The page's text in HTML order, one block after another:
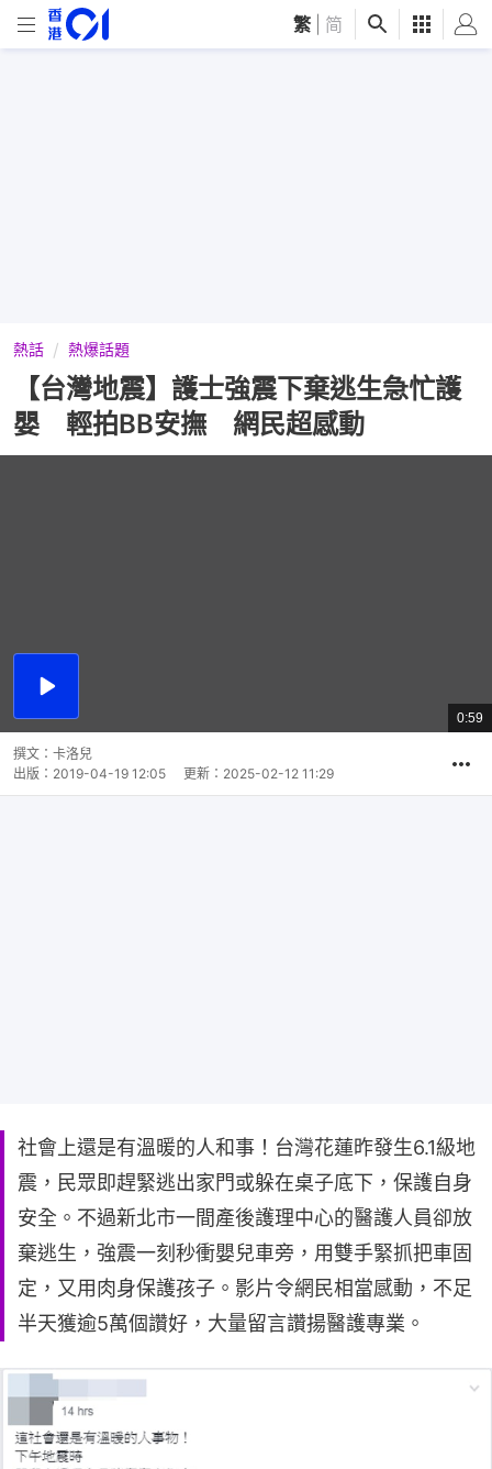
繁 简
熱話 熱爆話題
【台灣地震】護士強震下棄逃生急忙護
嬰 輕拍BB安撫 網民超感動
播
總
共
0:59
撰文： 卡洛兒
出版： 2019-04-19 12:05 更新： 2025-02-12 11:29
社會上還是有溫暖的人和事！台灣花蓮昨發生6.1級地
震，民眾即趕緊逃出家門或躲在桌子底下，保護自身
安全。不過新北市一間產後護理中心的醫護人員卻放
棄逃生，強震一刻秒衝嬰兒車旁，用雙手緊抓把車固
定，又用肉身保護孩子。影片令網民相當感動，不足
半天獲逾5萬個讚好，大量留言讚揚醫護專業。